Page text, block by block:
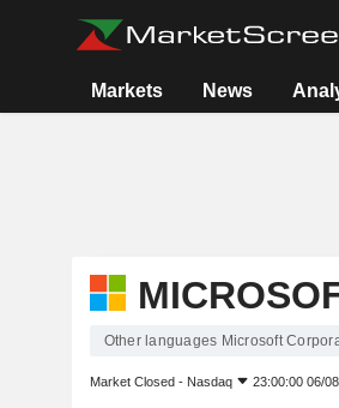
Markets News
Other languages Microsoft
Market Closed - Nasdaq 23:00:00 06/